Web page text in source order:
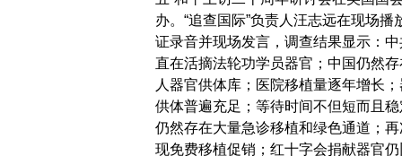
办。“追查国际”负责人汪志远在现场播
证录音并现场发言，调查结果显示：中
直在活摘法轮功学员器官；中国仍然存
人器官供体库；医院移植量逐年增长
供体普遍充足；等待时间不但短而且稳
仍然存在大量急诊移植和绿色通道；再
现免费移植促销；红十字会捐献器官仍